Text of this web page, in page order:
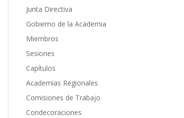
Junta Directiva
Gobierno de la Academia
Miembros
Sesiones
Capítulos
Academias Regionales
Comisiones de Trabajo
Condecoraciones